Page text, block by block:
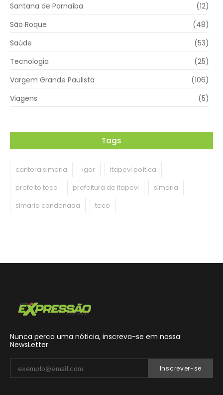
Santana de Parnaíba
(12)
São Roque
(48)
Saúde
(53)
Tecnologia
(25)
Vargem Grande Paulista
(106)
Viagens
(5)
Tags
cantora simaria igor
itapevi poítica
prefeito teco
prefeitura de itapevi
simaria
simaria condenada
teco
Nunca perca uma nóticia, inscreva-se em nossa
NewsLetter
Inscrever-se